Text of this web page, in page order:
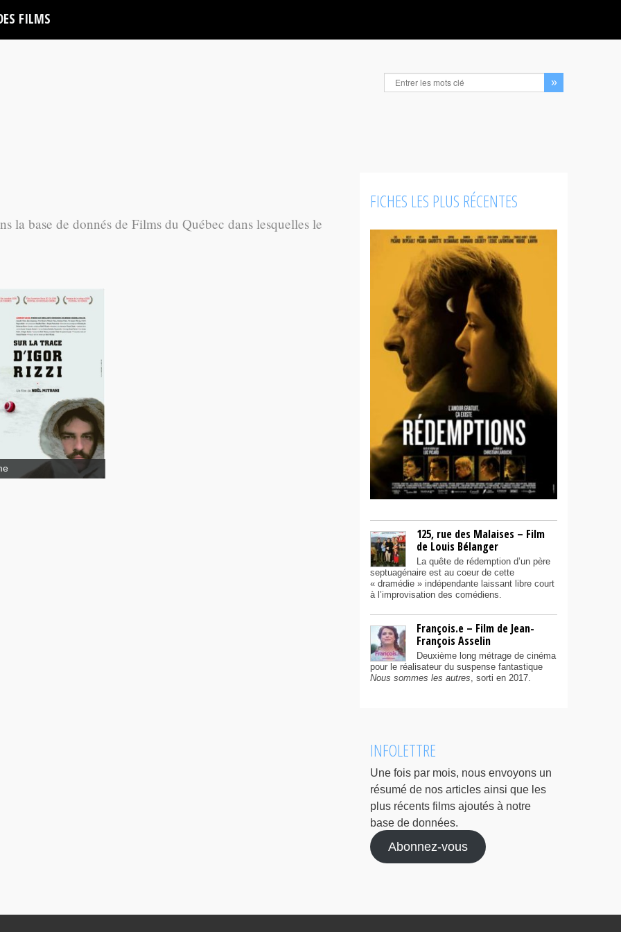
FILMS
la base de donnés de Films du Québec dans lesquelles le
Sur la trace
Rizzi
FICHES LES PLUS RÉCENTES
125, rue des Malaises – Film
de Louis Bélanger
La quête de rédemption d’un père
septuagénaire est au coeur de cette
« dramédie » indépendante laissant libre court
à l’improvisation des comédiens.
François.e – Film de Jean-
François Asselin
Deuxième long métrage de cinéma
pour le réalisateur du suspense fantastique
Nous sommes les autres, sorti en 2017.
INFOLETTRE
Une fois par mois, nous envoyons un
résumé de nos articles ainsi que les
plus récents films ajoutés à notre
base de données.
Abonnez-vous